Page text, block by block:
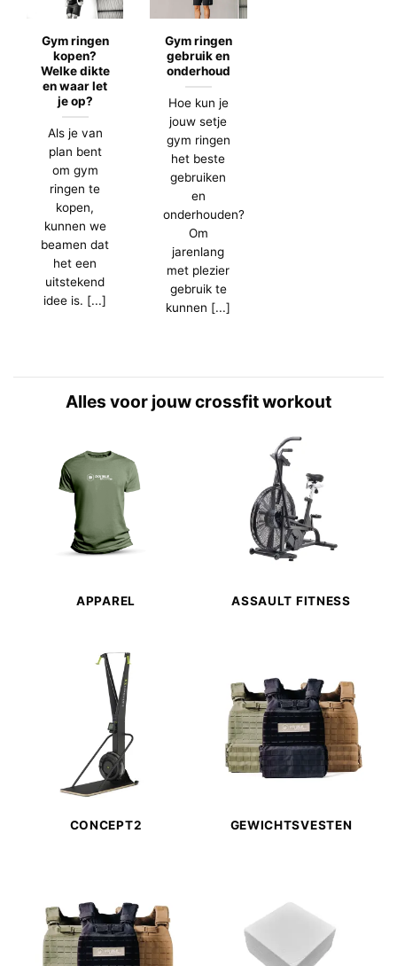
Gym ringen
kopen?
Welke dikte
en waar let
je op?
Als je van
plan bent
om gym
ringen te
kopen,
kunnen we
beamen dat
het een
uitstekend
idee is. [...]
Gym ringen
gebruik en
onderhoud
Hoe kun je
jouw setje
gym ringen
het beste
gebruiken
en
onderhouden?
Om
jarenlang
met plezier
gebruik te
kunnen [...]
Alles voor jouw crossfit workout
APPAREL ASSAULT FITNESS
CONCEPT2 GEWICHTSVESTEN